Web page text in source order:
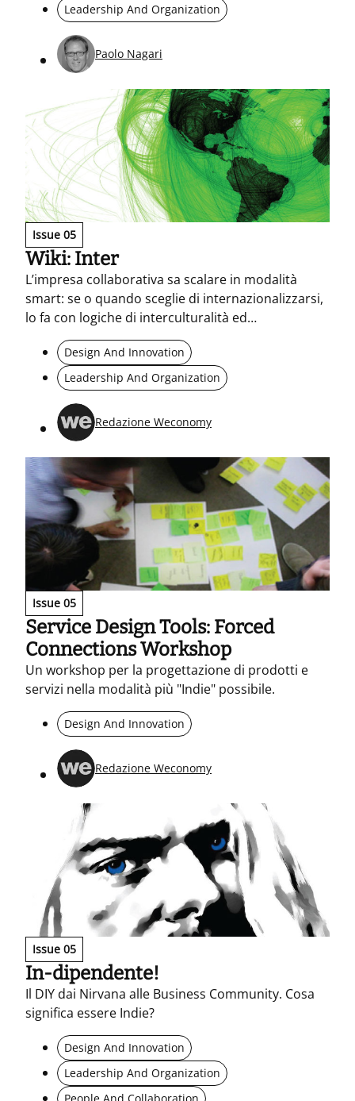
Leadership And Organization
Paolo Nagari
Issue 05
Wiki: Inter
L’impresa collaborativa sa scalare in modalità
smart: se o quando sceglie di internazionalizzarsi,
lo fa con logiche di interculturalità ed
interdisciplinarietà, rilocalizzandosi in dialogo con
le diverse realtà culturali, sociali ed economiche
del nuovo contesto in cui va ad operare.
Design And Innovation
Leadership And Organization
Redazione Weconomy
Issue 05
Service Design Tools: Forced
Connections Workshop
Un workshop per la progettazione di prodotti e
servizi nella modalità più "Indie" possibile.
Design And Innovation
Redazione Weconomy
Issue 05
In-dipendente!
Il DIY dai Nirvana alle Business Community. Cosa
significa essere Indie?
Design And Innovation
Leadership And Organization
People And Collaboration